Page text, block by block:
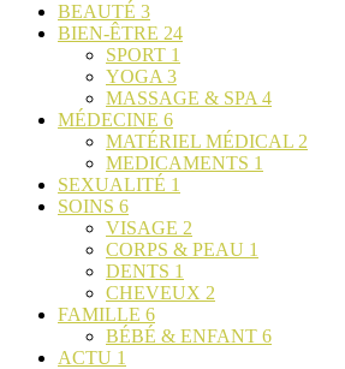
BEAUTÉ 3
BIEN-ÊTRE 24
SPORT 1
YOGA 3
MASSAGE & SPA 4
MÉDECINE 6
MATÉRIEL MÉDICAL 2
MEDICAMENTS 1
SEXUALITÉ 1
SOINS 6
VISAGE 2
CORPS & PEAU 1
DENTS 1
CHEVEUX 2
FAMILLE 6
BÉBÉ & ENFANT 6
ACTU 1